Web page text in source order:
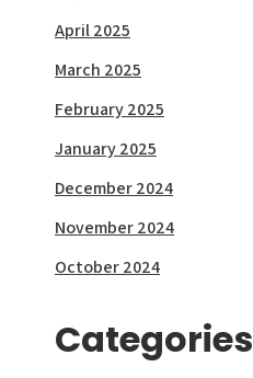
April 2025
March 2025
February 2025
January 2025
December 2024
November 2024
October 2024
Categories